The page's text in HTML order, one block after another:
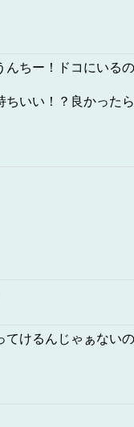
んちー！ドコにいる
いい！？良かった
てけるんじゃぁない